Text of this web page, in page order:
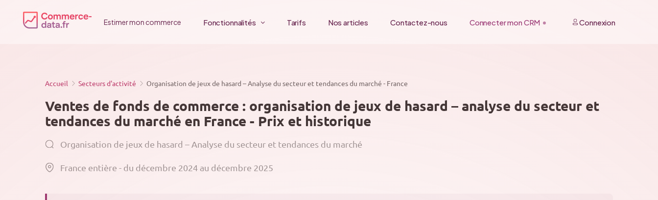
Estimer mon commerce Fonctionnalités Tarifs Nos articles Contactez-nous Connecter mon CRM Connexion
Accueil Secteurs d'activité Organisation de jeux de hasard – Analyse du secteur et tendances du marché - France
Ventes de fonds de commerce : organisation de jeux de hasard – analyse du secteur et
tendances du marché en France - Prix et historique
Organisation de jeux de hasard – Analyse du secteur et tendances du marché
France entière - du décembre 2024 au décembre 2025